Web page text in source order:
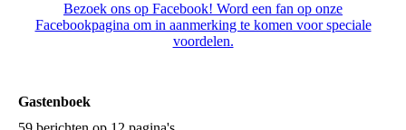
Bezoek ons op Facebook! Word een fan op onze
Facebookpagina om in aanmerking te komen voor speciale
voordelen.
Gastenboek